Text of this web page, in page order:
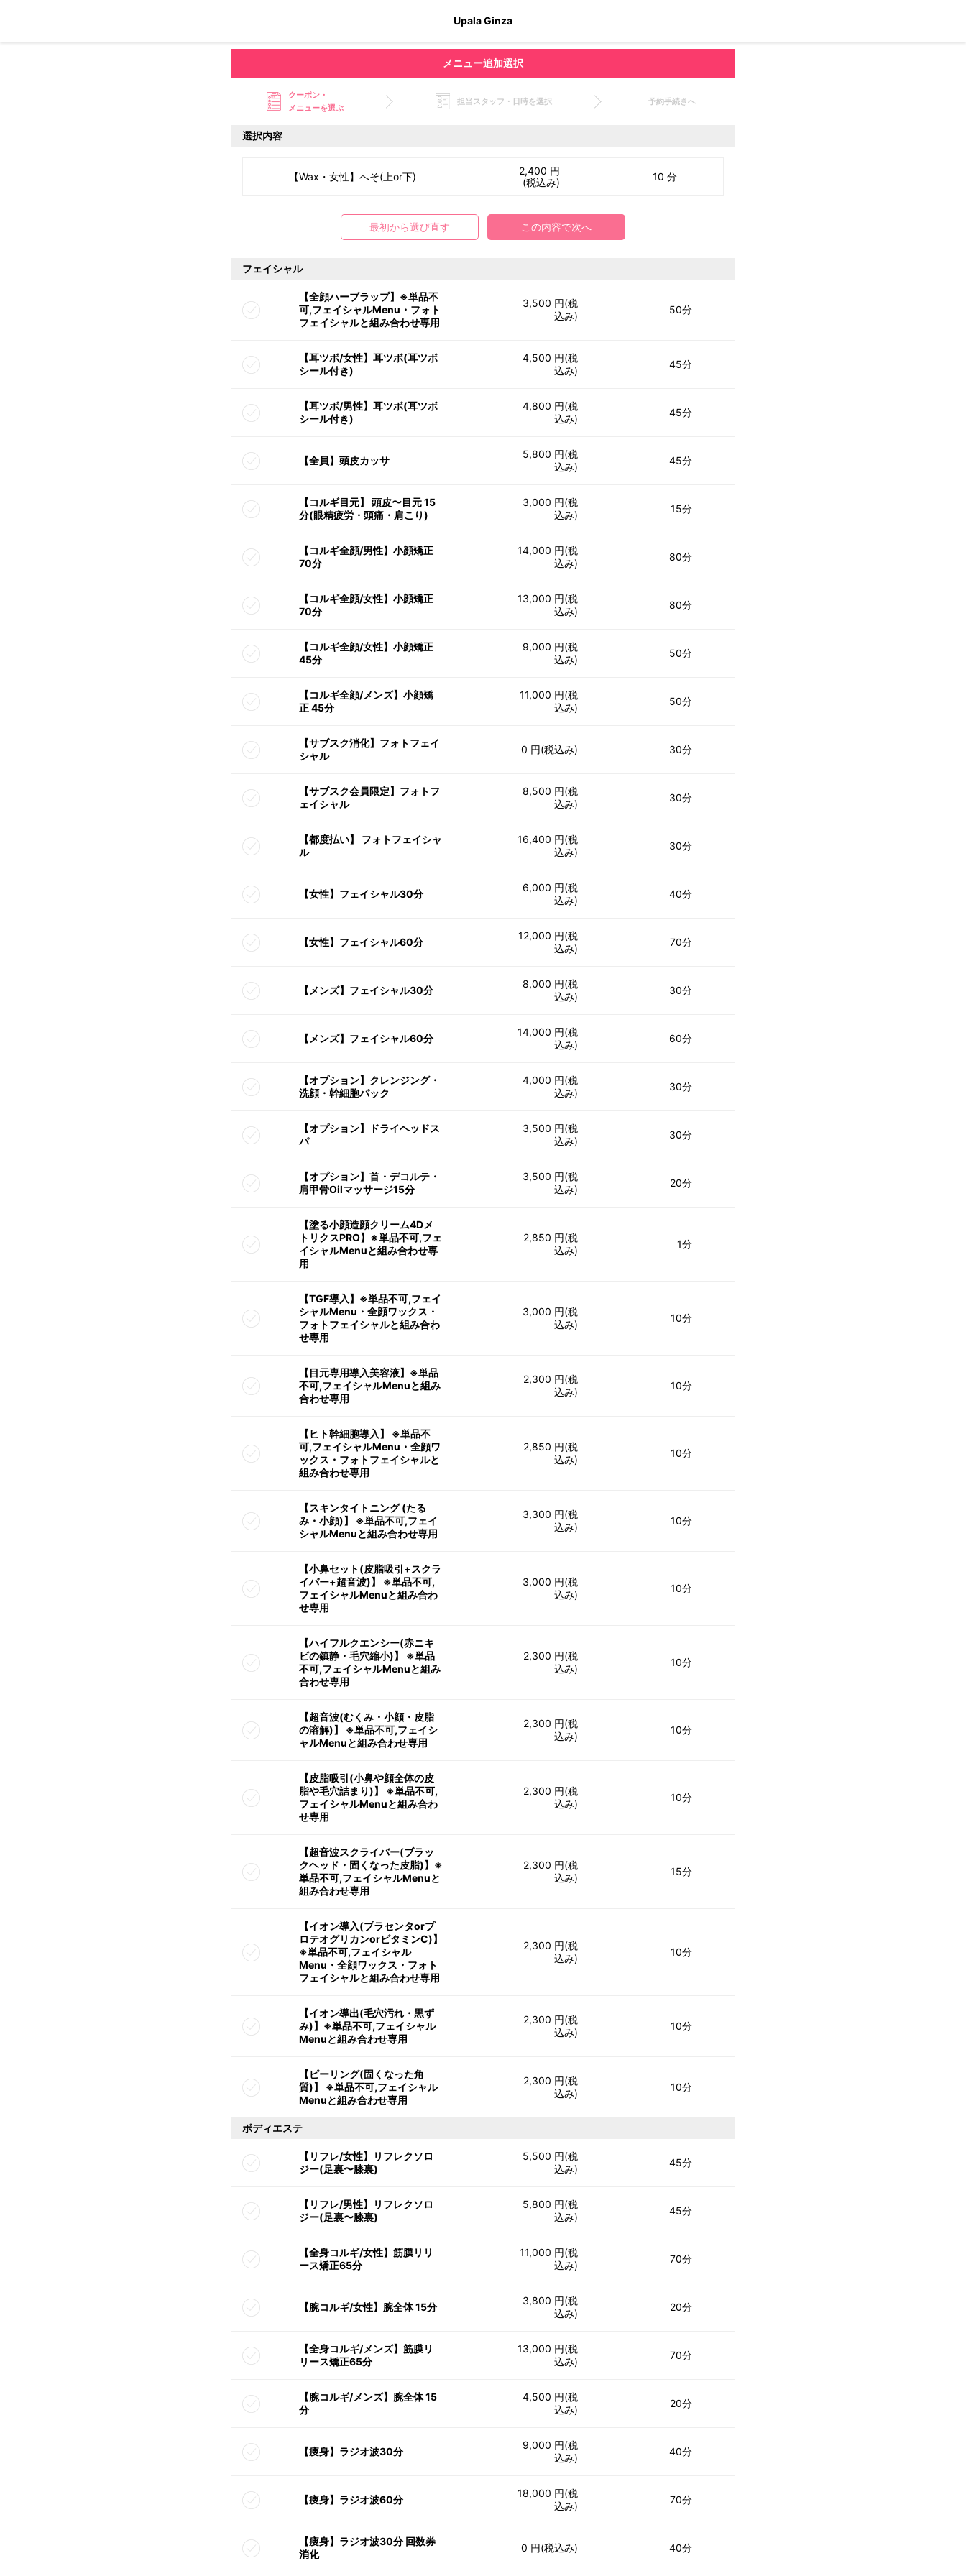
Upala Ginza
メニュー追加選択
クーポン・
メニューを選ぶ
担当スタッフ・日時を選択 予約手続きへ
選択内容
【Wax・女性】へそ(上or下)
2,400 円
(税込み)
10 分
最初から選び直す この内容で次へ
フェイシャル
【全顔ハーブラップ】※単品不
可,フェイシャルMenu・フォト
フェイシャルと組み合わせ専用
3,500 円(税
込み)
50分
【耳ツボ/女性】耳ツボ(耳ツボ
シール付き)
4,500 円(税
込み)
45分
【耳ツボ/男性】耳ツボ(耳ツボ
シール付き)
4,800 円(税
込み)
45分
【全員】頭皮カッサ
5,800 円(税
込み)
45分
【コルギ目元】 頭皮〜目元 15
分(眼精疲労・頭痛・肩こり)
3,000 円(税
込み)
15分
【コルギ全顔/男性】小顔矯正
70分
14,000 円(税
込み)
80分
【コルギ全顔/女性】小顔矯正
70分
13,000 円(税
込み)
80分
【コルギ全顔/女性】小顔矯正
45分
9,000 円(税
込み)
50分
【コルギ全顔/メンズ】小顔矯
正 45分
11,000 円(税
込み)
50分
【サブスク消化】フォトフェイ
シャル
0 円(税込み) 30分
【サブスク会員限定】フォトフ
ェイシャル
8,500 円(税
込み)
30分
【都度払い】 フォトフェイシャ
ル
16,400 円(税
込み)
30分
【女性】フェイシャル30分
6,000 円(税
込み)
40分
【女性】フェイシャル60分
12,000 円(税
込み)
70分
【メンズ】フェイシャル30分
8,000 円(税
込み)
30分
【メンズ】フェイシャル60分
14,000 円(税
込み)
60分
【オプション】クレンジング・
洗顔・幹細胞パック
4,000 円(税
込み)
30分
【オプション】ドライヘッドス
パ
3,500 円(税
込み)
30分
【オプション】首・デコルテ・
肩甲骨Oilマッサージ15分
3,500 円(税
込み)
20分
【塗る小顔造顔クリーム4Dメ
トリクスPRO】※単品不可,フェ
イシャルMenuと組み合わせ専
用
2,850 円(税
込み)
1分
【TGF導入】※単品不可,フェイ
シャルMenu・全顔ワックス・
フォトフェイシャルと組み合わ
せ専用
3,000 円(税
込み)
10分
【目元専用導入美容液】※単品
不可,フェイシャルMenuと組み
合わせ専用
2,300 円(税
込み)
10分
【ヒト幹細胞導入】 ※単品不
可,フェイシャルMenu・全顔ワ
ックス・フォトフェイシャルと
組み合わせ専用
2,850 円(税
込み)
10分
【スキンタイトニング (たる
み・小顔)】 ※単品不可,フェイ
シャルMenuと組み合わせ専用
3,300 円(税
込み)
10分
【小鼻セット(皮脂吸引+スクラ
イバー+超音波)】 ※単品不可,
フェイシャルMenuと組み合わ
せ専用
3,000 円(税
込み)
10分
【ハイフルクエンシー(赤ニキ
ビの鎮静・毛穴縮小)】 ※単品
不可,フェイシャルMenuと組み
合わせ専用
2,300 円(税
込み)
10分
【超音波(むくみ・小顔・皮脂
の溶解)】 ※単品不可,フェイシ
ャルMenuと組み合わせ専用
2,300 円(税
込み)
10分
【皮脂吸引(小鼻や顔全体の皮
脂や毛穴詰まり)】 ※単品不可,
フェイシャルMenuと組み合わ
せ専用
2,300 円(税
込み)
10分
【超音波スクライバー(ブラッ
クヘッド・固くなった皮脂)】※
単品不可,フェイシャルMenuと
組み合わせ専用
2,300 円(税
込み)
15分
【イオン導入(プラセンタorプ
ロテオグリカンorビタミンC)】
※単品不可,フェイシャル
Menu・全顔ワックス・フォト
フェイシャルと組み合わせ専用
2,300 円(税
込み)
10分
【イオン導出(毛穴汚れ・黒ず
み)】※単品不可,フェイシャル
Menuと組み合わせ専用
2,300 円(税
込み)
10分
【ピーリング(固くなった角
質)】 ※単品不可,フェイシャル
Menuと組み合わせ専用
2,300 円(税
込み)
10分
ボディエステ
【リフレ/女性】リフレクソロ
ジー(足裏〜膝裏)
5,500 円(税
込み)
45分
【リフレ/男性】リフレクソロ
ジー(足裏〜膝裏)
5,800 円(税
込み)
45分
【全身コルギ/女性】筋膜リリ
ース矯正65分
11,000 円(税
込み)
70分
【腕コルギ/女性】腕全体 15分
3,800 円(税
込み)
20分
【全身コルギ/メンズ】筋膜リ
リース矯正65分
13,000 円(税
込み)
70分
【腕コルギ/メンズ】腕全体 15
分
4,500 円(税
込み)
20分
【痩身】ラジオ波30分
9,000 円(税
込み)
40分
【痩身】ラジオ波60分
18,000 円(税
込み)
70分
【痩身】ラジオ波30分 回数券
消化
0 円(税込み) 40分